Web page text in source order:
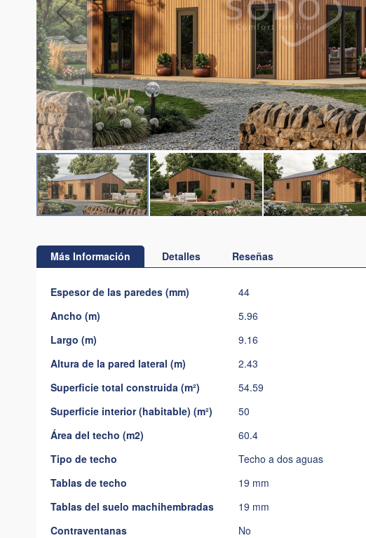
comienzo
de
galería
imágenes
Más Información
Más
Información
Espesor de las paredes (mm)
44
Ancho (m)
5.96
Largo (m)
9.16
Altura de la pared lateral (m)
2.43
Superficie total construida (m²)
54.59
Superficie interior (habitable) (m²)
50
Área del techo (m2)
60.4
Tipo de techo
Techo a dos aguas
Tablas de techo
19 mm
Tablas del suelo machihembradas
19 mm
Contraventanas
No
Detalles Reseñas